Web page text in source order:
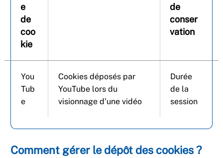
e
de
coo
kie
de
conser
vation
You
Tub
e
Cookies déposés par
YouTube lors du
visionnage d’une vidéo
Durée
de la
session
Comment gérer le dépôt des cookies ?